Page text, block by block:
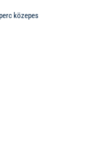
közepes